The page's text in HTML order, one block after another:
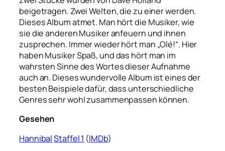
beigetragen. Zwei Welten, die zu einer werden.
Dieses Album atmet. Man hört die Musiker, wie
sie die anderen Musiker anfeuern und ihnen
zusprechen. Immer wieder hört man „Olé!“. Hier
haben Musiker Spaß, und das hört man im
wahrsten Sinne des Wortes dieser Aufnahme
auch an. Dieses wundervolle Album ist eines der
besten Beispiele dafür, dass unterschiedliche
Genres sehr wohl zusammenpassen können.
Gesehen
HannibalStaffel 1 (IMDb)